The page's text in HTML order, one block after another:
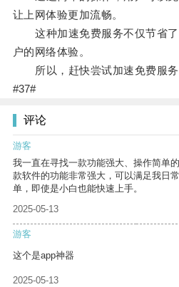
让上网体验更加流畅。
这种加速免费服务不仅节省了
户的网络体验。
所以，赶快尝试加速免费服务
#37#
评论
游客
我一直在寻找一款功能强大、操作简单
款软件的功能非常强大，可以满足我日
单，即使是小白也能快速上手。
2025-05-13
游客
这个是app神器
2025-05-13